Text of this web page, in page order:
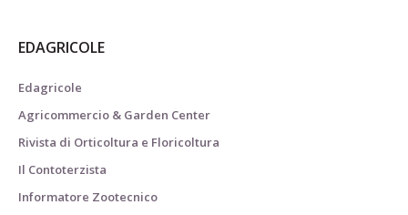
EDAGRICOLE
Edagricole
Agricommercio & Garden Center
Rivista di Orticoltura e Floricoltura
Il Contoterzista
Informatore Zootecnico